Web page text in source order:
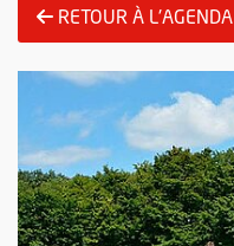
RETOUR À L'AGENDA